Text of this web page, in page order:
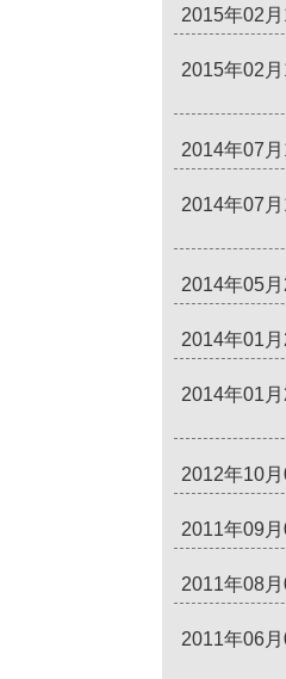
2015年02
2015年02
2014年07
2014年07
2014年05
2014年01
2014年01
2012年10
2011年09
2011年08
2011年06